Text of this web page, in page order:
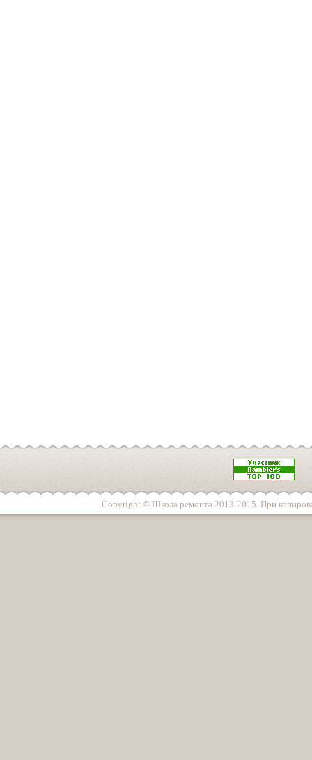
Copyright © Школа ремонта 2013-2015. При